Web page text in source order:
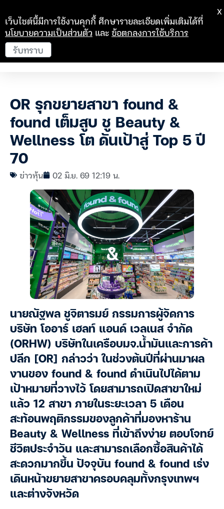
OR รุกขยายสาขา found &
found เต็มสูบ ชู Beauty &
Wellness โต ดันเป้าสู่ Top 5 ปี
70
ข่าวหุ้น 02 มิ.ย. 69 12:19 น.
นายณัฐพล ชูจิตารมย์ กรรมการผู้จัดการ
บริษัท โออาร์ เฮลท์ แอนด์ เวลเนส จำกัด
(ORHW) บริษัทในเครือบมจ.น้ำมันและการค้า
ปลีก [OR] กล่าวว่า ในช่วงต้นปีที่ผ่านมาผล
งานของ found & found ดำเนินไปได้ตาม
เป้าหมายที่วางไว้ โดยสามารถเปิดสาขาใหม่
แล้ว 12 สาขา ภายในระยะเวลา 5 เดือน
สะท้อนพฤติกรรมของลูกค้าที่มองหาร้าน
Beauty & Wellness ที่เข้าถึงง่าย ตอบโจทย์
ชีวิตประจำวัน และสามารถเลือกซื้อสินค้าได้
สะดวกมากขึ้น ปัจจุบัน found & found เร่ง
เดินหน้าขยายสาขาครอบคลุมทั้งกรุงเทพฯ
และต่างจังหวัด
เว็บไซต์นี้มีการใช้งานคุกกี้ ศึกษารายละเอียดเพิ่มเติมได้ที่
นโยบายความเป็นส่วนตัว และข้อตกลงการใช้บริการ
รับทราบ
X